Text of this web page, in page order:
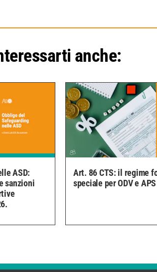
anche:
ASD:
sanzioni
Art. 86 CTS: il regime
speciale per ODV e APS